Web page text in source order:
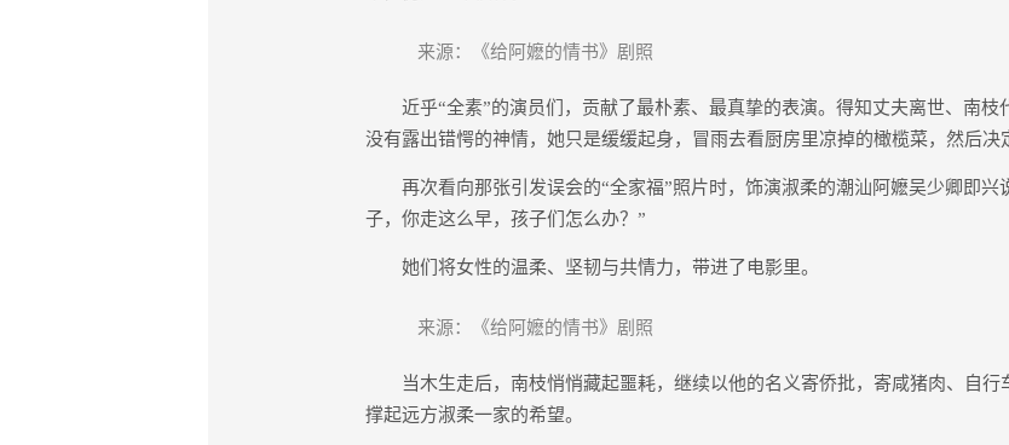
来源：《给阿嬷的情书》剧照
近乎“全素”的演员们，贡献了最朴素、最真挚的表演。得知丈夫离世、南枝
没有露出错愕的神情，她只是缓缓起身，冒雨去看厨房里凉掉的橄榄菜，然后决
再次看向那张引发误会的“全家福”照片时，饰演淑柔的潮汕阿嬷吴少卿即兴
子，你走这么早，孩子们怎么办？”
她们将女性的温柔、坚韧与共情力，带进了电影里。
来源：《给阿嬷的情书》剧照
当木生走后，南枝悄悄藏起噩耗，继续以他的名义寄侨批，寄咸猪肉、自行
撑起远方淑柔一家的希望。